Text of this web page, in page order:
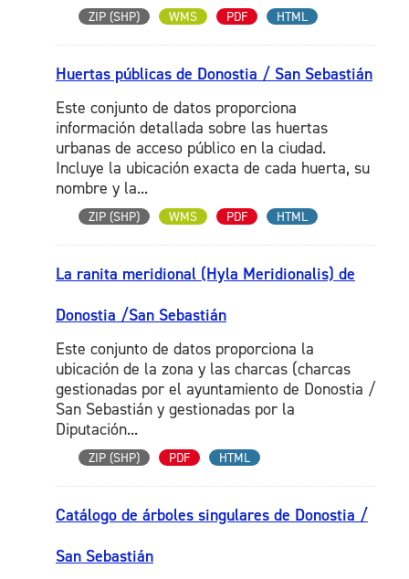
ZIP (SHP) WMS PDF HTML
Huertas públicas de Donostia / San Sebastián
Este conjunto de datos proporciona
información detallada sobre las huertas
urbanas de acceso público en la ciudad.
Incluye la ubicación exacta de cada huerta, su
nombre y la...
ZIP (SHP) WMS PDF HTML
La ranita meridional (Hyla Meridionalis) de
Donostia /San Sebastián
Este conjunto de datos proporciona la
ubicación de la zona y las charcas (charcas
gestionadas por el ayuntamiento de Donostia /
San Sebastián y gestionadas por la
Diputación...
ZIP (SHP) PDF HTML
Catálogo de árboles singulares de Donostia /
San Sebastián